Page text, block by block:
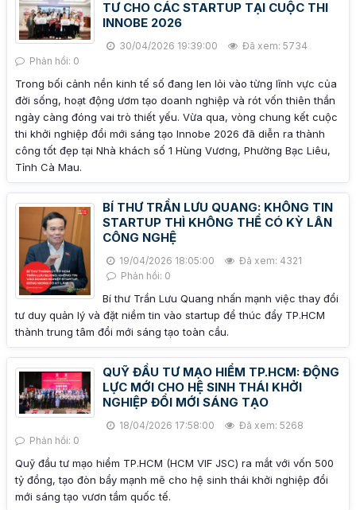
TƯ CHO CÁC STARTUP TẠI CUỘC THI
INNOBE 2026
30/04/2026 19:39:00
Đã xem: 5734
Phản hồi: 0
Trong bối cảnh nền kinh tế số đang len lỏi vào từng lĩnh vực của
đời sống, hoạt động ươm tạo doanh nghiệp và rót vốn thiên thần
ngày càng đóng vai trò thiết yếu. Vừa qua, vòng chung kết cuộc
thi khởi nghiệp đổi mới sáng tạo Innobe 2026 đã diễn ra thành
công tốt đẹp tại Nhà khách số 1 Hùng Vương, Phường Bạc Liêu,
Tỉnh Cà Mau.
BÍ THƯ TRẦN LƯU QUANG: KHÔNG TIN
STARTUP THÌ KHÔNG THỂ CÓ KỲ LÂN
CÔNG NGHỆ
19/04/2026 18:05:00
Đã xem: 4321
Phản hồi: 0
Bí thư Trần Lưu Quang nhấn mạnh việc thay đổi
tư duy quản lý và đặt niềm tin vào startup để thúc đẩy TP.HCM
thành trung tâm đổi mới sáng tạo toàn cầu.
QUỸ ĐẦU TƯ MẠO HIỂM TP.HCM: ĐỘNG
LỰC MỚI CHO HỆ SINH THÁI KHỞI
NGHIỆP ĐỔI MỚI SÁNG TẠO
18/04/2026 17:58:00
Đã xem: 5268
Phản hồi: 0
Quỹ đầu tư mạo hiểm TP.HCM (HCM VIF JSC) ra mắt với vốn 500
tỷ đồng, tạo đòn bẩy mạnh mẽ cho hệ sinh thái khởi nghiệp đổi
mới sáng tạo vươn tầm quốc tế.